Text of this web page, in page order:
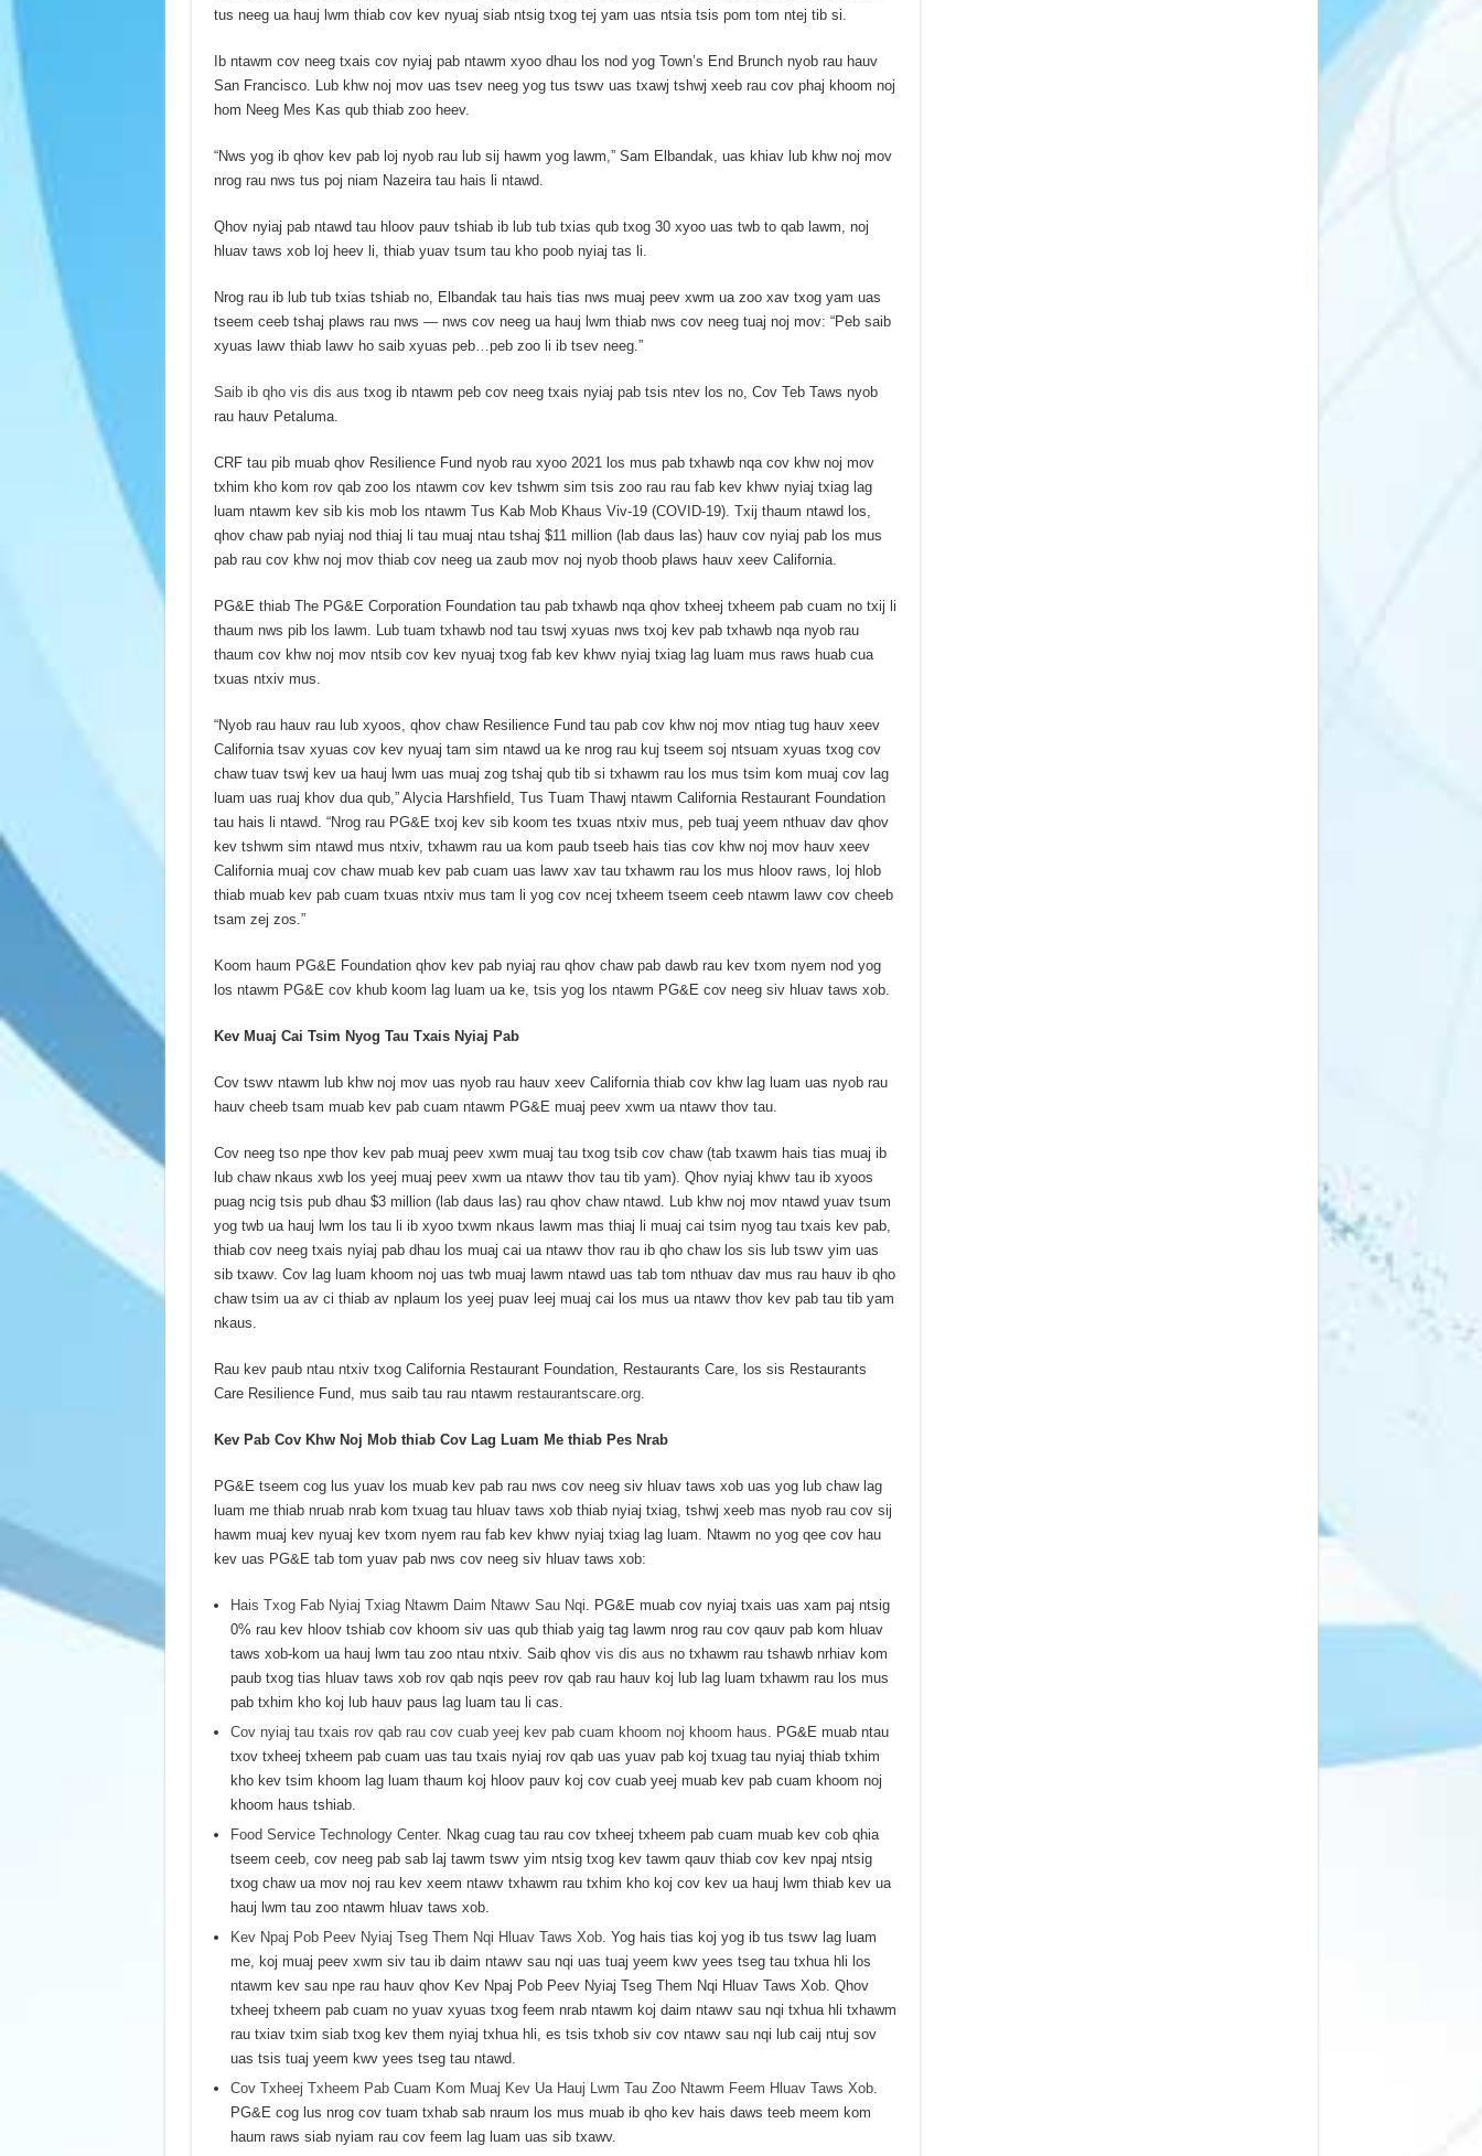
tus neeg ua hauj lwm thiab cov kev nyuaj siab ntsig txog tej yam uas ntsia tsis pom tom ntej tib si.
Ib ntawm cov neeg txais cov nyiaj pab ntawm xyoo dhau los nod yog Town’s End Brunch nyob rau hauv
San Francisco. Lub khw noj mov uas tsev neeg yog tus tswv uas txawj tshwj xeeb rau cov phaj khoom noj
hom Neeg Mes Kas qub thiab zoo heev.
“Nws yog ib qhov kev pab loj nyob rau lub sij hawm yog lawm,” Sam Elbandak, uas khiav lub khw noj mov
nrog rau nws tus poj niam Nazeira tau hais li ntawd.
Qhov nyiaj pab ntawd tau hloov pauv tshiab ib lub tub txias qub txog 30 xyoo uas twb to qab lawm, noj
hluav taws xob loj heev li, thiab yuav tsum tau kho poob nyiaj tas li.
Nrog rau ib lub tub txias tshiab no, Elbandak tau hais tias nws muaj peev xwm ua zoo xav txog yam uas
tseem ceeb tshaj plaws rau nws — nws cov neeg ua hauj lwm thiab nws cov neeg tuaj noj mov: “Peb saib
xyuas lawv thiab lawv ho saib xyuas peb…peb zoo li ib tsev neeg.”
Saib ib qho vis dis aus txog ib ntawm peb cov neeg txais nyiaj pab tsis ntev los no, Cov Teb Taws nyob
rau hauv Petaluma.
CRF tau pib muab qhov Resilience Fund nyob rau xyoo 2021 los mus pab txhawb nqa cov khw noj mov
txhim kho kom rov qab zoo los ntawm cov kev tshwm sim tsis zoo rau rau fab kev khwv nyiaj txiag lag
luam ntawm kev sib kis mob los ntawm Tus Kab Mob Khaus Viv-19 (COVID-19). Txij thaum ntawd los,
qhov chaw pab nyiaj nod thiaj li tau muaj ntau tshaj $11 million (lab daus las) hauv cov nyiaj pab los mus
pab rau cov khw noj mov thiab cov neeg ua zaub mov noj nyob thoob plaws hauv xeev California.
PG&E thiab The PG&E Corporation Foundation tau pab txhawb nqa qhov txheej txheem pab cuam no txij li
thaum nws pib los lawm. Lub tuam txhawb nod tau tswj xyuas nws txoj kev pab txhawb nqa nyob rau
thaum cov khw noj mov ntsib cov kev nyuaj txog fab kev khwv nyiaj txiag lag luam mus raws huab cua
txuas ntxiv mus.
“Nyob rau hauv rau lub xyoos, qhov chaw Resilience Fund tau pab cov khw noj mov ntiag tug hauv xeev
California tsav xyuas cov kev nyuaj tam sim ntawd ua ke nrog rau kuj tseem soj ntsuam xyuas txog cov
chaw tuav tswj kev ua hauj lwm uas muaj zog tshaj qub tib si txhawm rau los mus tsim kom muaj cov lag
luam uas ruaj khov dua qub,” Alycia Harshfield, Tus Tuam Thawj ntawm California Restaurant Foundation
tau hais li ntawd. “Nrog rau PG&E txoj kev sib koom tes txuas ntxiv mus, peb tuaj yeem nthuav dav qhov
kev tshwm sim ntawd mus ntxiv, txhawm rau ua kom paub tseeb hais tias cov khw noj mov hauv xeev
California muaj cov chaw muab kev pab cuam uas lawv xav tau txhawm rau los mus hloov raws, loj hlob
thiab muab kev pab cuam txuas ntxiv mus tam li yog cov ncej txheem tseem ceeb ntawm lawv cov cheeb
tsam zej zos.”
Koom haum PG&E Foundation qhov kev pab nyiaj rau qhov chaw pab dawb rau kev txom nyem nod yog
los ntawm PG&E cov khub koom lag luam ua ke, tsis yog los ntawm PG&E cov neeg siv hluav taws xob.
Kev Muaj Cai Tsim Nyog Tau Txais Nyiaj Pab
Cov tswv ntawm lub khw noj mov uas nyob rau hauv xeev California thiab cov khw lag luam uas nyob rau
hauv cheeb tsam muab kev pab cuam ntawm PG&E muaj peev xwm ua ntawv thov tau.
Cov neeg tso npe thov kev pab muaj peev xwm muaj tau txog tsib cov chaw (tab txawm hais tias muaj ib
lub chaw nkaus xwb los yeej muaj peev xwm ua ntawv thov tau tib yam). Qhov nyiaj khwv tau ib xyoos
puag ncig tsis pub dhau $3 million (lab daus las) rau qhov chaw ntawd. Lub khw noj mov ntawd yuav tsum
yog twb ua hauj lwm los tau li ib xyoo txwm nkaus lawm mas thiaj li muaj cai tsim nyog tau txais kev pab,
thiab cov neeg txais nyiaj pab dhau los muaj cai ua ntawv thov rau ib qho chaw los sis lub tswv yim uas
sib txawv. Cov lag luam khoom noj uas twb muaj lawm ntawd uas tab tom nthuav dav mus rau hauv ib qho
chaw tsim ua av ci thiab av nplaum los yeej puav leej muaj cai los mus ua ntawv thov kev pab tau tib yam
nkaus.
Rau kev paub ntau ntxiv txog California Restaurant Foundation, Restaurants Care, los sis Restaurants
Care Resilience Fund, mus saib tau rau ntawm restaurantscare.org.
Kev Pab Cov Khw Noj Mob thiab Cov Lag Luam Me thiab Pes Nrab
PG&E tseem cog lus yuav los muab kev pab rau nws cov neeg siv hluav taws xob uas yog lub chaw lag
luam me thiab nruab nrab kom txuag tau hluav taws xob thiab nyiaj txiag, tshwj xeeb mas nyob rau cov sij
hawm muaj kev nyuaj kev txom nyem rau fab kev khwv nyiaj txiag lag luam. Ntawm no yog qee cov hau
kev uas PG&E tab tom yuav pab nws cov neeg siv hluav taws xob:
Hais Txog Fab Nyiaj Txiag Ntawm Daim Ntawv Sau Nqi. PG&E muab cov nyiaj txais uas xam paj ntsig
0% rau kev hloov tshiab cov khoom siv uas qub thiab yaig tag lawm nrog rau cov qauv pab kom hluav
taws xob-kom ua hauj lwm tau zoo ntau ntxiv. Saib qhov vis dis aus no txhawm rau tshawb nrhiav kom
paub txog tias hluav taws xob rov qab nqis peev rov qab rau hauv koj lub lag luam txhawm rau los mus
pab txhim kho koj lub hauv paus lag luam tau li cas.
Cov nyiaj tau txais rov qab rau cov cuab yeej kev pab cuam khoom noj khoom haus. PG&E muab ntau
txov txheej txheem pab cuam uas tau txais nyiaj rov qab uas yuav pab koj txuag tau nyiaj thiab txhim
kho kev tsim khoom lag luam thaum koj hloov pauv koj cov cuab yeej muab kev pab cuam khoom noj
khoom haus tshiab.
Food Service Technology Center. Nkag cuag tau rau cov txheej txheem pab cuam muab kev cob qhia
tseem ceeb, cov neeg pab sab laj tawm tswv yim ntsig txog kev tawm qauv thiab cov kev npaj ntsig
txog chaw ua mov noj rau kev xeem ntawv txhawm rau txhim kho koj cov kev ua hauj lwm thiab kev ua
hauj lwm tau zoo ntawm hluav taws xob.
Kev Npaj Pob Peev Nyiaj Tseg Them Nqi Hluav Taws Xob. Yog hais tias koj yog ib tus tswv lag luam
me, koj muaj peev xwm siv tau ib daim ntawv sau nqi uas tuaj yeem kwv yees tseg tau txhua hli los
ntawm kev sau npe rau hauv qhov Kev Npaj Pob Peev Nyiaj Tseg Them Nqi Hluav Taws Xob. Qhov
txheej txheem pab cuam no yuav xyuas txog feem nrab ntawm koj daim ntawv sau nqi txhua hli txhawm
rau txiav txim siab txog kev them nyiaj txhua hli, es tsis txhob siv cov ntawv sau nqi lub caij ntuj sov
uas tsis tuaj yeem kwv yees tseg tau ntawd.
Cov Txheej Txheem Pab Cuam Kom Muaj Kev Ua Hauj Lwm Tau Zoo Ntawm Feem Hluav Taws Xob.
PG&E cog lus nrog cov tuam txhab sab nraum los mus muab ib qho kev hais daws teeb meem kom
haum raws siab nyiam rau cov feem lag luam uas sib txawv.